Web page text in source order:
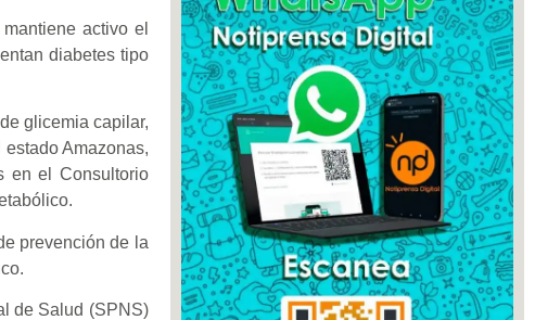
activo el
diabetes tipo
glicemia capilar,
Amazonas,
en el Consultorio
prevención de la
de Salud (SPNS)